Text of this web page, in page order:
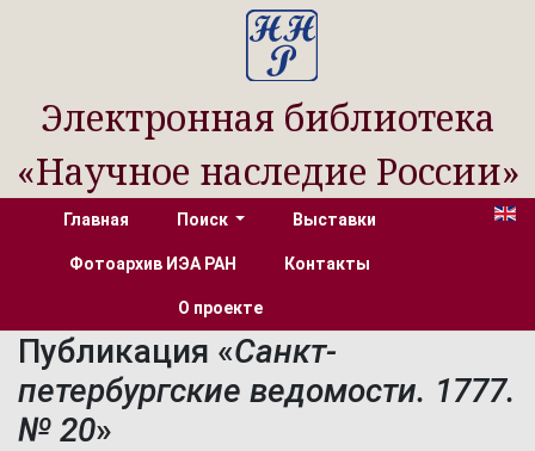
Электронная библиотека
«Научное наследие России»
Главная Поиск Выставки
Фотоархив ИЭА РАН Контакты
О проекте
Публикация «Санкт-
петербургские ведомости. 1777.
№ 20»